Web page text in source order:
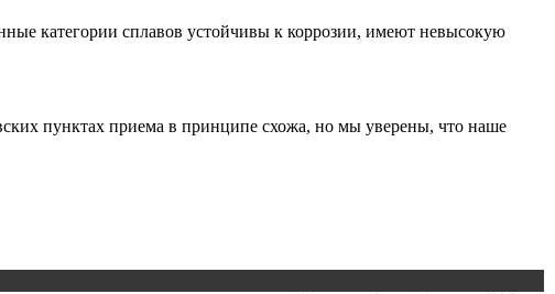
категории сплавов устойчивы к коррозии, имеют невысокую
пунктах приема в принципе схожа, но мы уверены, что наше